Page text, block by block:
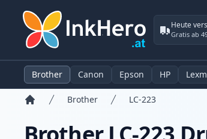
Heute
Gratis ab
Brother Canon Epson HP
Brother LC-223